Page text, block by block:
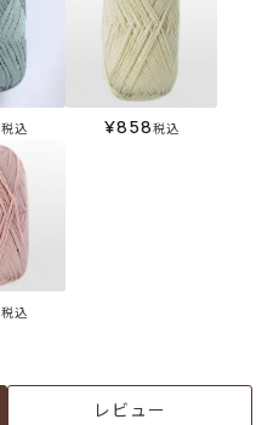
税込 ¥858税込
税込
レビュー